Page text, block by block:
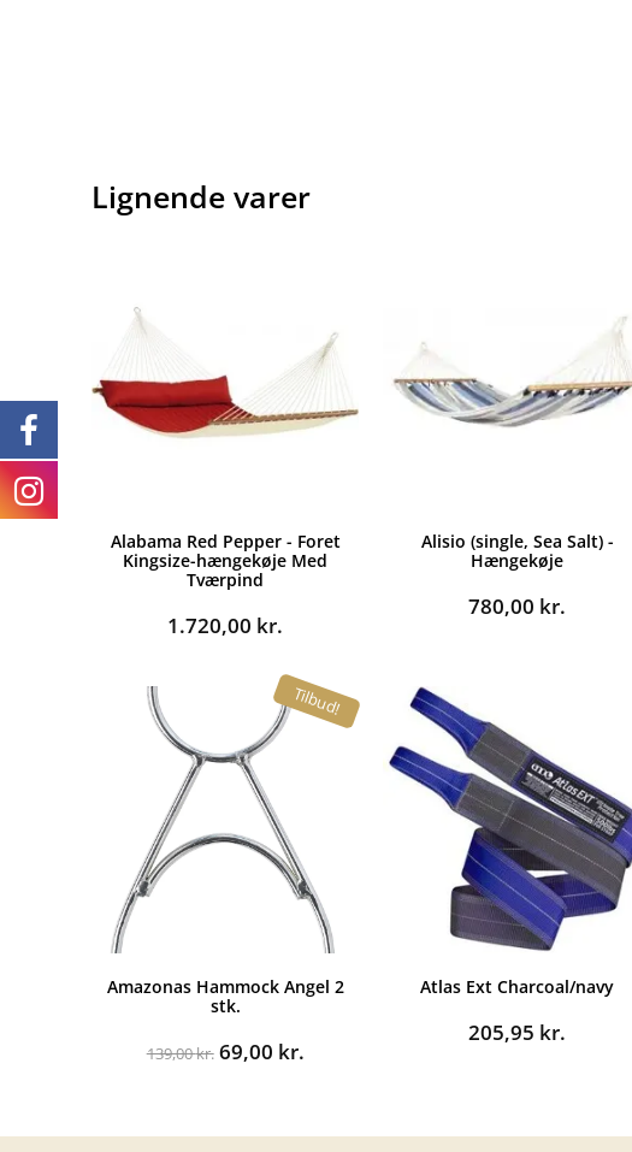
Lignende varer
Alabama Red Pepper - Foret
Kingsize-hængekøje Med
Tværpind
1.720,00 kr.
Alisio (single, Sea Salt) -
Hængekøje
780,00 kr.
Tilbud!
Amazonas Hammock Angel 2
stk.
139,00kr. Den
69,00 kr.Den
Atlas Ext Charcoal/navy
205,95 kr.